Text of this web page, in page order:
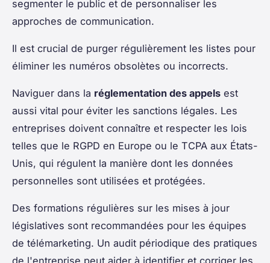
segmenter le public et de personnaliser les
approches de communication.
Il est crucial de purger régulièrement les listes pour
éliminer les numéros obsolètes ou incorrects.
Naviguer dans la réglementation des appels est
aussi vital pour éviter les sanctions légales. Les
entreprises doivent connaître et respecter les lois
telles que le RGPD en Europe ou le TCPA aux États-
Unis, qui régulent la manière dont les données
personnelles sont utilisées et protégées.
Des formations régulières sur les mises à jour
législatives sont recommandées pour les équipes
de télémarketing. Un audit périodique des pratiques
de l'entreprise peut aider à identifier et corriger les